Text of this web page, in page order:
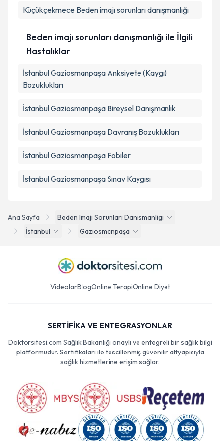
Ana Sayfa
Beden Imaji Sorunlari Danismanligi
İstanbul
Gaziosmanpaşa
Küçükçekmece Beden imajı sorunları danışmanlığı
Beden imajı sorunları danışmanlığı ile İlgili
Hastalıklar
İstanbul Gaziosmanpaşa Anksiyete (Kaygı)
Bozuklukları
İstanbul Gaziosmanpaşa Bireysel Danışmanlık
İstanbul Gaziosmanpaşa Davranış Bozuklukları
İstanbul Gaziosmanpaşa Fobiler
İstanbul Gaziosmanpaşa Sınav Kaygısı
VideolarBlogOnline TerapiOnline Diyet
SERTİFİKA VE ENTEGRASYONLAR
Doktorsitesi.com Sağlık Bakanlığı onaylı ve entegreli bir sağlık bilgi
platformudur. Sertifikaları ile tescillenmiş güvenilir altyapısıyla
sağlık hizmetlerine erişim sağlar.